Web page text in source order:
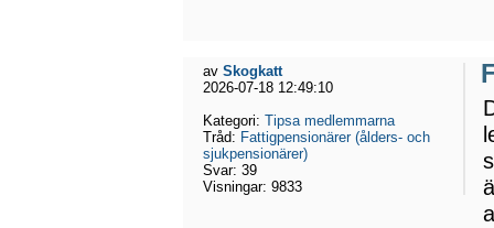
av Skogkatt
2026-07-18 12:49:10
Kategori: Tipsa medlemmarna
Tråd: Fattigpensionärer (ålders- och
sjukpensionärer)
Svar: 39
Visningar: 9833